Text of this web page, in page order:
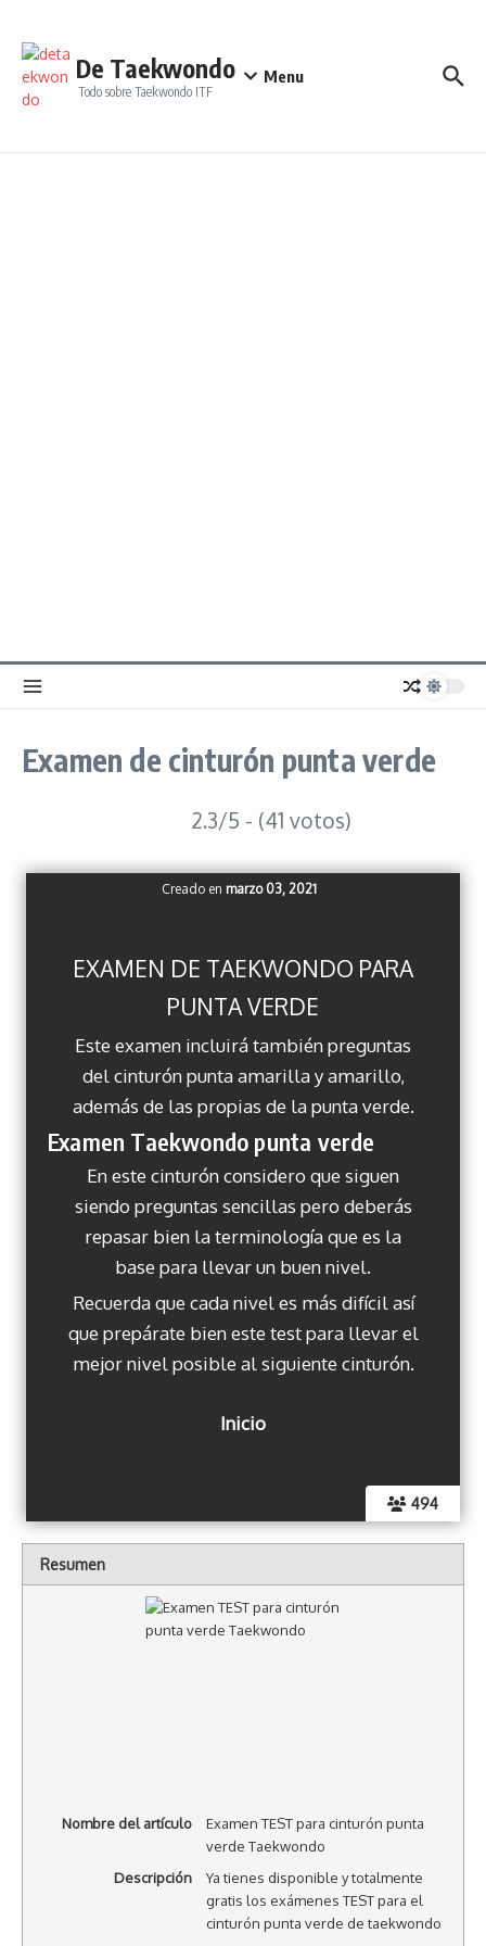
De Taekwondo
Todo sobre Taekwondo ITF
Menu
Examen de cinturón punta verde
2.3/5 - (41 votos)
494
Creado en marzo 03, 2021
EXAMEN DE TAEKWONDO PARA
PUNTA VERDE
Este examen incluirá también preguntas
del cinturón punta amarilla y amarillo,
además de las propias de la punta verde.
Examen Taekwondo punta verde
En este cinturón considero que siguen
siendo preguntas sencillas pero deberás
repasar bien la terminología que es la
base para llevar un buen nivel.
Recuerda que cada nivel es más difícil así
que prepárate bien este test para llevar el
mejor nivel posible al siguiente cinturón.
Resumen
Nombre del artículo
Examen TEST para cinturón punta
verde Taekwondo
Descripción
Ya tienes disponible y totalmente
gratis los exámenes TEST para el
cinturón punta verde de taekwondo